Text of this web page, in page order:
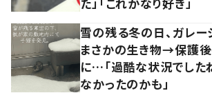
雪の残る冬の日、ガレ
まさかの生き物→保護
に…「過酷な状況でした
なかったのかも」